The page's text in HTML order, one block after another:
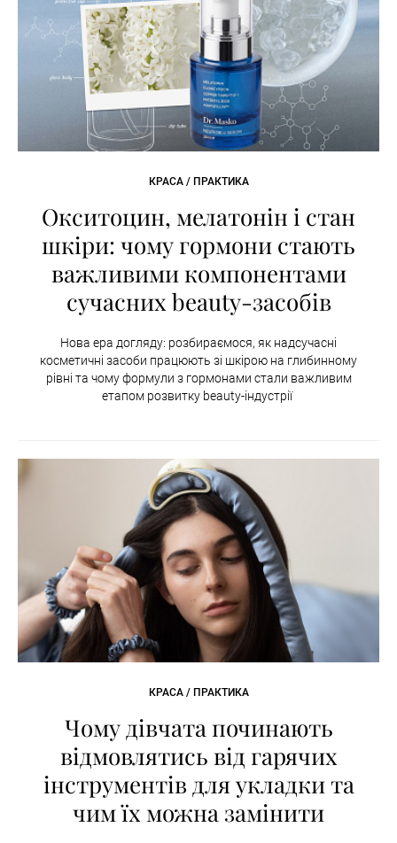
КРАСА / ПРАКТИКА
Окситоцин, мелатонін і стан
шкіри: чому гормони стають
важливими компонентами
сучасних beauty-засобів
Нова ера догляду: розбираємося, як надсучасні
косметичні засоби працюють зі шкірою на глибинному
рівні та чому формули з гормонами стали важливим
етапом розвитку beauty-індустрії
КРАСА / ПРАКТИКА
Чому дівчата починають
відмовлятись від гарячих
інструментів для укладки та
чим їх можна замінити